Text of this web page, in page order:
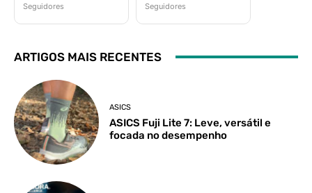
Seguidores Seguidores
ARTIGOS MAIS RECENTES
ASICS
ASICS Fuji Lite 7: Leve, versátil e
focada no desempenho